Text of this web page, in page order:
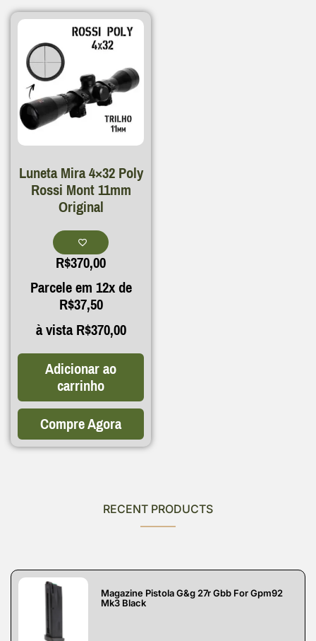
Luneta Mira 4×32 Poly
Rossi Mont 11mm
Original
R$370,00
Parcele em 12x de
R$37,50
à vistaR$370,00
Adicionar ao
carrinho
Compre Agora
RECENT PRODUCTS
Magazine Pistola G&g 27r Gbb For Gpm92
Mk3 Black